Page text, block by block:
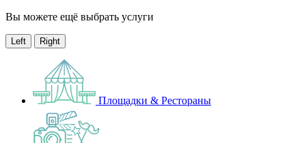
Вы можете ещё выбрать услуги
Left Right
Площадки & Рестораны